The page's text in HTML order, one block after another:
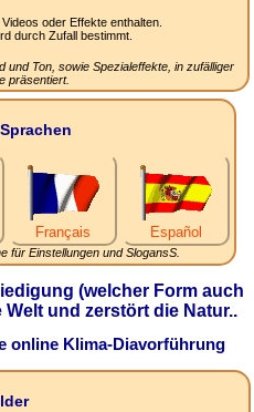
oder Effekte enthalten.
durch Zufall bestimmt.
und Ton, sowie Spezialeffekte, in zufälliger
präsentiert.
Français Español
für Einstellungen und SlogansS.
(welcher Form auch
und zerstört die Natur..
online Klima-Diavorführung